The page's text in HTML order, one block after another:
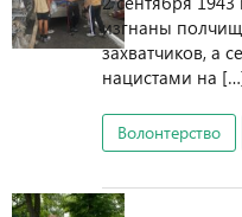
изгнаны
захватчиков, а
нацистами на
Волонтерство